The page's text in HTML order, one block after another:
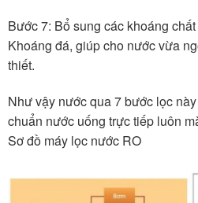
Bước 7: Bổ sung các khoáng
Khoáng đá, giúp cho nước vừa
thiết.
Như vậy nước qua 7 bước lọc
chuẩn nước uống trực tiếp luôn
Sơ đồ máy lọc nước RO